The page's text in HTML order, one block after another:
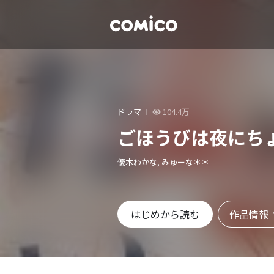
ドラマ 104.4万
ごほうびは夜にち
優木わかな, みゅーな＊＊
はじめから読む 作品情報